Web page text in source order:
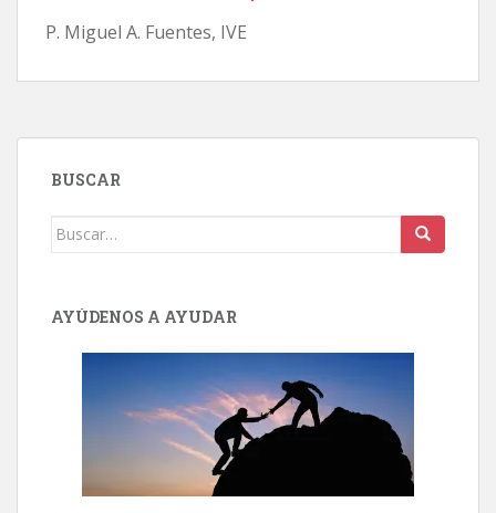
P. Miguel A. Fuentes, IVE
BUSCAR
Buscar:
AYÚDENOS A AYUDAR